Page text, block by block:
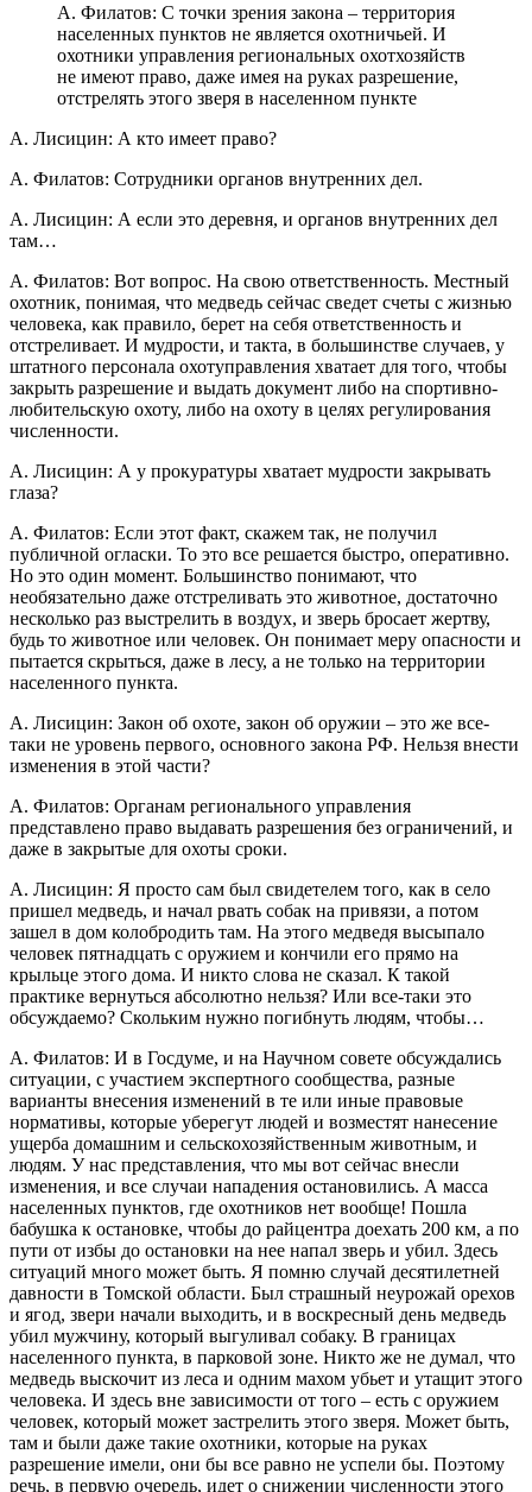
А. Филатов: С точки зрения закона – территория
населенных пунктов не является охотничьей. И
охотники управления региональных охотхозяйств
не имеют право, даже имея на руках разрешение,
отстрелять этого зверя в населенном пункте
А. Лисицин: А кто имеет право?
А. Филатов: Сотрудники органов внутренних дел.
А. Лисицин: А если это деревня, и органов внутренних дел
там…
А. Филатов: Вот вопрос. На свою ответственность. Местный
охотник, понимая, что медведь сейчас сведет счеты с жизнью
человека, как правило, берет на себя ответственность и
отстреливает. И мудрости, и такта, в большинстве случаев, у
штатного персонала охотуправления хватает для того, чтобы
закрыть разрешение и выдать документ либо на спортивно-
любительскую охоту, либо на охоту в целях регулирования
численности.
А. Лисицин: А у прокуратуры хватает мудрости закрывать
глаза?
А. Филатов: Если этот факт, скажем так, не получил
публичной огласки. То это все решается быстро, оперативно.
Но это один момент. Большинство понимают, что
необязательно даже отстреливать это животное, достаточно
несколько раз выстрелить в воздух, и зверь бросает жертву,
будь то животное или человек. Он понимает меру опасности и
пытается скрыться, даже в лесу, а не только на территории
населенного пункта.
А. Лисицин: Закон об охоте, закон об оружии – это же все-
таки не уровень первого, основного закона РФ. Нельзя внести
изменения в этой части?
А. Филатов: Органам регионального управления
представлено право выдавать разрешения без ограничений, и
даже в закрытые для охоты сроки.
А. Лисицин: Я просто сам был свидетелем того, как в село
пришел медведь, и начал рвать собак на привязи, а потом
зашел в дом колобродить там. На этого медведя высыпало
человек пятнадцать с оружием и кончили его прямо на
крыльце этого дома. И никто слова не сказал. К такой
практике вернуться абсолютно нельзя? Или все-таки это
обсуждаемо? Скольким нужно погибнуть людям, чтобы…
А. Филатов: И в Госдуме, и на Научном совете обсуждались
ситуации, с участием экспертного сообщества, разные
варианты внесения изменений в те или иные правовые
нормативы, которые уберегут людей и возместят нанесение
ущерба домашним и сельскохозяйственным животным, и
людям. У нас представления, что мы вот сейчас внесли
изменения, и все случаи нападения остановились. А масса
населенных пунктов, где охотников нет вообще! Пошла
бабушка к остановке, чтобы до райцентра доехать 200 км, а по
пути от избы до остановки на нее напал зверь и убил. Здесь
ситуаций много может быть. Я помню случай десятилетней
давности в Томской области. Был страшный неурожай орехов
и ягод, звери начали выходить, и в воскресный день медведь
убил мужчину, который выгуливал собаку. В границах
населенного пункта, в парковой зоне. Никто же не думал, что
медведь выскочит из леса и одним махом убьет и утащит этого
человека. И здесь вне зависимости от того – есть с оружием
человек, который может застрелить этого зверя. Может быть,
там и были даже такие охотники, которые на руках
разрешение имели, они бы все равно не успели бы. Поэтому
речь, в первую очередь, идет о снижении численности этого